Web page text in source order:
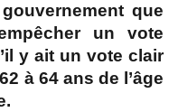
que
un vote
y ait un vote clair
à 64 ans de l’âge